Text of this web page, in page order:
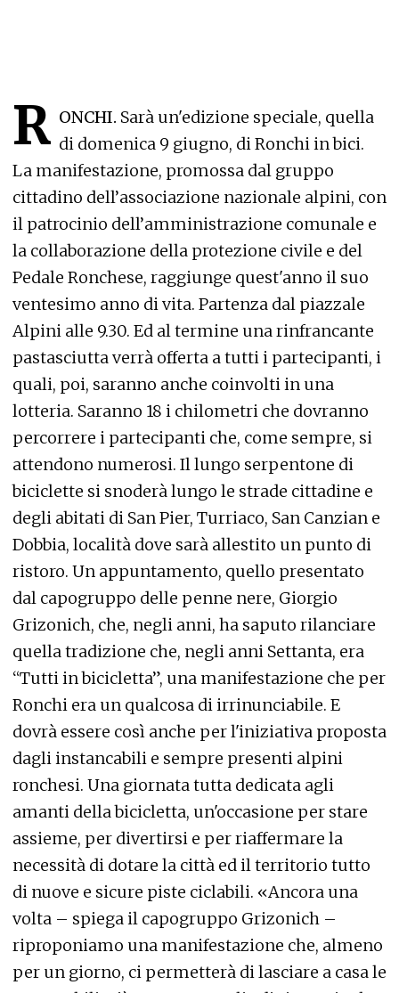
R ONCHI. Sarà un'edizione speciale, quella
di domenica 9 giugno, di Ronchi in bici.
La manifestazione, promossa dal gruppo
cittadino dell’associazione nazionale alpini, con
il patrocinio dell’amministrazione comunale e
la collaborazione della protezione civile e del
Pedale Ronchese, raggiunge quest'anno il suo
ventesimo anno di vita. Partenza dal piazzale
Alpini alle 9.30. Ed al termine una rinfrancante
pastasciutta verrà offerta a tutti i partecipanti, i
quali, poi, saranno anche coinvolti in una
lotteria. Saranno 18 i chilometri che dovranno
percorrere i partecipanti che, come sempre, si
attendono numerosi. Il lungo serpentone di
biciclette si snoderà lungo le strade cittadine e
degli abitati di San Pier, Turriaco, San Canzian e
Dobbia, località dove sarà allestito un punto di
ristoro. Un appuntamento, quello presentato
dal capogruppo delle penne nere, Giorgio
Grizonich, che, negli anni, ha saputo rilanciare
quella tradizione che, negli anni Settanta, era
“Tutti in bicicletta”, una manifestazione che per
Ronchi era un qualcosa di irrinunciabile. E
dovrà essere così anche per l'iniziativa proposta
dagli instancabili e sempre presenti alpini
ronchesi. Una giornata tutta dedicata agli
amanti della bicicletta, un'occasione per stare
assieme, per divertirsi e per riaffermare la
necessità di dotare la città ed il territorio tutto
di nuove e sicure piste ciclabili. «Ancora una
volta – spiega il capogruppo Grizonich –
riproponiamo una manifestazione che, almeno
per un giorno, ci permetterà di lasciare a casa le